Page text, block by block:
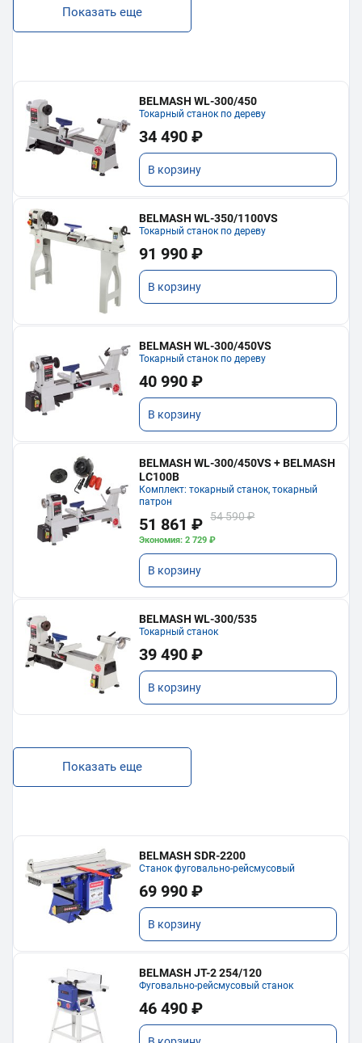
Показать еще
BELMASH WL-300/450
Токарный станок по дереву
34 490 ₽
В корзину
BELMASH WL-350/1100VS
Токарный станок по дереву
91 990 ₽
В корзину
BELMASH WL-300/450VS
Токарный станок по дереву
40 990 ₽
В корзину
BELMASH WL-300/450VS + BELMASH
LC100B
Комплект: токарный станок, токарный
патрон
51 861 ₽ 54 590 ₽
Экономия: 2 729 ₽
В корзину
BELMASH WL-300/535
Токарный станок
39 490 ₽
В корзину
Показать еще
BELMASH SDR-2200
Станок фуговально-рейсмусовый
69 990 ₽
В корзину
BELMASH JT-2 254/120
Фуговально-рейсмусовый станок
46 490 ₽